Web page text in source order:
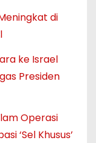
di
ke Israel
Presiden
Operasi
‘Sel Khusus’